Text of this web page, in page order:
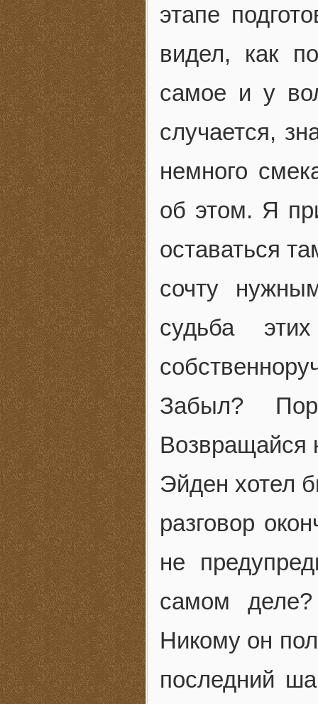
этапе
видел, как
самое и у
случается,
немного
об этом. Я
оставаться
сочту
судьба
Забыл?
Возвращайся
Эйден хотел
разговор
не
самом
Никому он
последний